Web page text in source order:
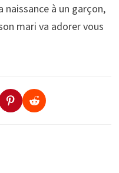
naissance à un garçon,
mari va adorer vous